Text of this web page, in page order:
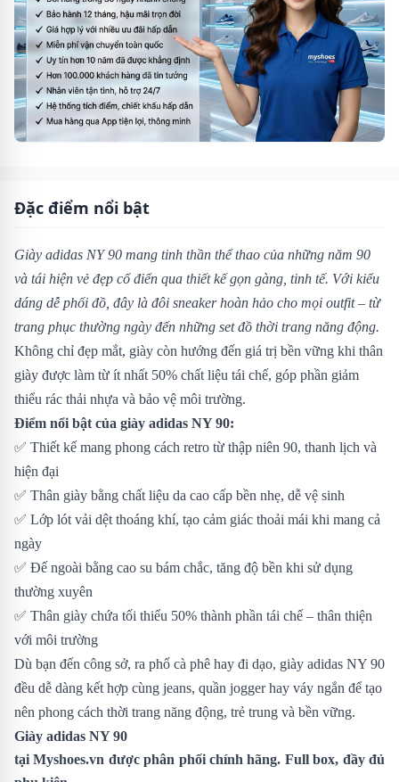
Đặc điểm nổi bật
Giày adidas NY 90 mang tinh thần thể thao của những năm 90
và tái hiện vẻ đẹp cổ điển qua thiết kế gọn gàng, tinh tế. Với kiểu
dáng dễ phối đồ, đây là đôi sneaker hoàn hảo cho mọi outfit – từ
trang phục thường ngày đến những set đồ thời trang năng động.
Không chỉ đẹp mắt, giày còn hướng đến giá trị bền vững khi thân
giày được làm từ ít nhất 50% chất liệu tái chế, góp phần giảm
thiểu rác thải nhựa và bảo vệ môi trường.
Điểm nổi bật của giày adidas NY 90:
✅ Thiết kế mang phong cách retro từ thập niên 90, thanh lịch và
hiện đại
✅ Thân giày bằng chất liệu da cao cấp bền nhẹ, dễ vệ sinh
✅ Lớp lót vải dệt thoáng khí, tạo cảm giác thoải mái khi mang cả
ngày
✅ Đế ngoài bằng cao su bám chắc, tăng độ bền khi sử dụng
thường xuyên
✅ Thân giày chứa tối thiểu 50% thành phần tái chế – thân thiện
với môi trường
Dù bạn đến công sở, ra phố cà phê hay đi dạo, giày adidas NY 90
đều dễ dàng kết hợp cùng jeans, quần jogger hay váy ngắn để tạo
nên phong cách thời trang năng động, trẻ trung và bền vững.
Giày adidas NY 90
tạiMyshoes.vn được phân phối chính hãng. Full box, đầy đủ